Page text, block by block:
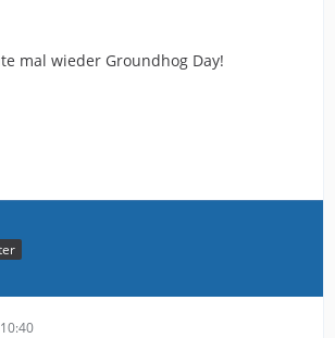
mal wieder Groundhog Day!